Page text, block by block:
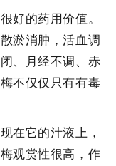
好的药用价值。
淤消肿，活血调
、月经不调、赤
不仅仅只有有毒
在它的汁液上，
观赏性很高，作